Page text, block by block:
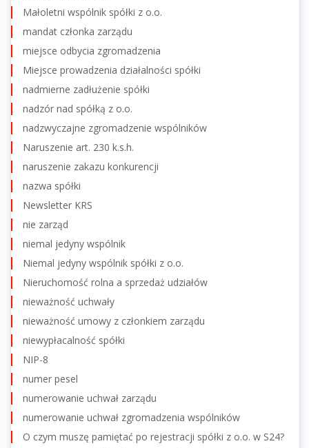
Małoletni wspólnik spółki z o.o.
mandat członka zarządu
miejsce odbycia zgromadzenia
Miejsce prowadzenia działalności spółki
nadmierne zadłużenie spółki
nadzór nad spółką z o.o.
nadzwyczajne zgromadzenie wspólników
Naruszenie art. 230 k.s.h.
naruszenie zakazu konkurencji
nazwa spółki
Newsletter KRS
nie zarząd
niemal jedyny wspólnik
Niemal jedyny wspólnik spółki z o.o.
Nieruchomość rolna a sprzedaż udziałów
nieważność uchwały
nieważność umowy z członkiem zarządu
niewypłacalność spółki
NIP-8
numer pesel
numerowanie uchwał zarządu
numerowanie uchwał zgromadzenia wspólników
O czym muszę pamiętać po rejestracji spółki z o.o. w S24?